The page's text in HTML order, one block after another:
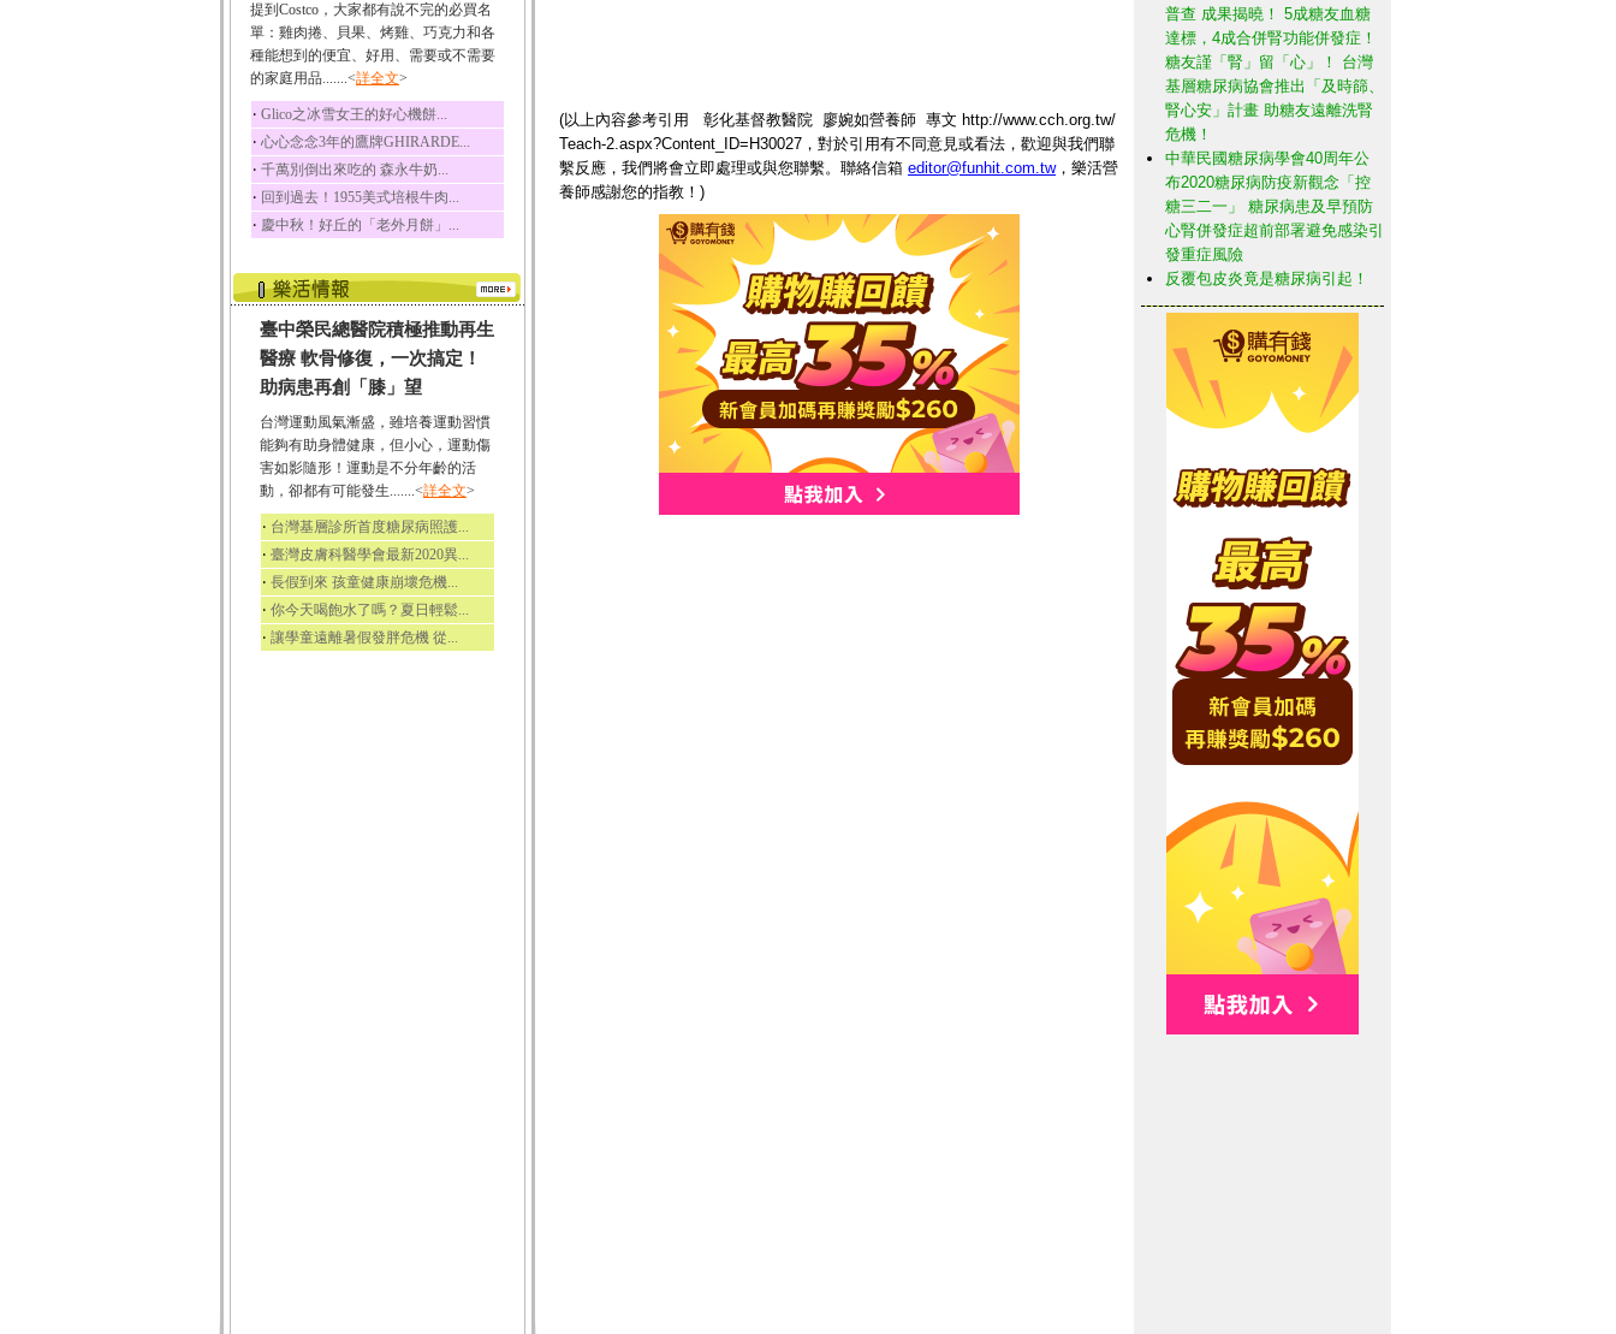
荔枝
荔枝性質溫和所含的營
養素有醣類、檸檬酸...
五味子
五味子性質溫熱所含營
養成分有揮發油、檸...
草魚
草魚含有維生素A、維生
素C、及豐富的蛋白...
提到Costco，大家都有說不完的必買名
單：雞肉捲、貝果、烤雞、巧克力和各
種能想到的便宜、好用、需要或不需要
的家庭用品.......<詳全文>
‧ Glico之冰雪女王的好心機餅...
‧ 心心念念3年的鷹牌GHIRARDE...
‧ 千萬別倒出來吃的 森永牛奶...
‧ 回到過去！1955美式培根牛肉...
‧ 慶中秋！好丘的「老外月餅」...
臺中榮民總醫院積極推動再生
醫療 軟骨修復，一次搞定！
助病患再創「膝」望
台灣運動風氣漸盛，雖培養運動習慣
能夠有助身體健康，但小心，運動傷
害如影隨形！運動是不分年齡的活
動，卻都有可能發生.......<詳全文>
‧ 台灣基層診所首度糖尿病照護...
‧ 臺灣皮膚科醫學會最新2020異...
‧ 長假到來 孩童健康崩壞危機...
‧ 你今天喝飽水了嗎？夏日輕鬆...
‧ 讓學童遠離暑假發胖危機 從...
(以上內容參考引用 彰化基督教醫院 廖婉如營養師 專文 http://www.cch.org.tw/
Teach-2.aspx?Content_ID=H30027，對於引用有不同意見或看法，歡迎與我們聯
繫反應，我們將會立即處理或與您聯繫。聯絡信箱 editor@funhit.com.tw，樂活營
養師感謝您的指教！)
普查 成果揭曉！ 5成糖友血糖
達標，4成合併腎功能併發症！
糖友謹「腎」留「心」！ 台灣
基層糖尿病協會推出「及時篩、
腎心安」計畫 助糖友遠離洗腎
危機！
中華民國糖尿病學會40周年公
布2020糖尿病防疫新觀念「控
糖三二一」 糖尿病患及早預防
心腎併發症超前部署避免感染引
發重症風險
反覆包皮炎竟是糖尿病引起！